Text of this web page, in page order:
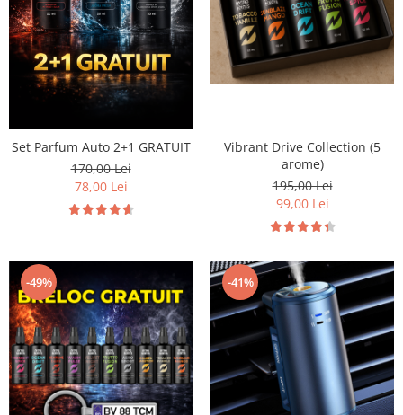
Tablou Aluminiu
Tablouri auto
Calendare Personalizate
Ceas Personalizat
Set Parfum Auto 2+1 GRATUIT
170,00 Lei
78,00 Lei
Vibrant Drive Collection (5
arome)
195,00 Lei
99,00 Lei
-49% -41%